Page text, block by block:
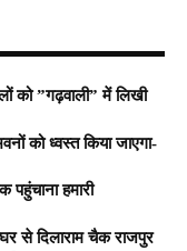
को ”गढ़वाली” में लिखी
को ध्वस्त किया जाएगा-
पहुंचाना हमारी
से दिलाराम चैक राजपुर